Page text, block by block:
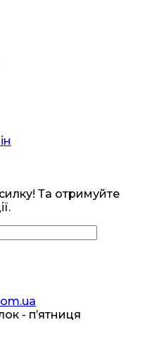
Та отримуйте
- п’ятниця